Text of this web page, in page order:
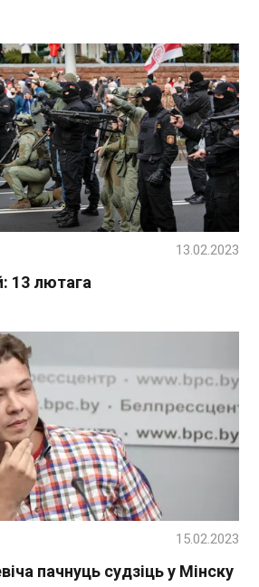
13 лютага
13.02.2023
пачнуць судзіць у Мінску
15.02.2023